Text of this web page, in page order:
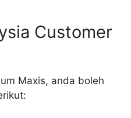
Customer
Maxis, anda boleh